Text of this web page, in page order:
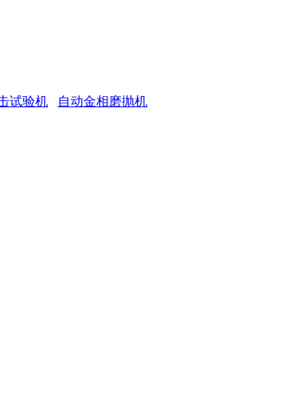
试验机 自动金相磨抛机